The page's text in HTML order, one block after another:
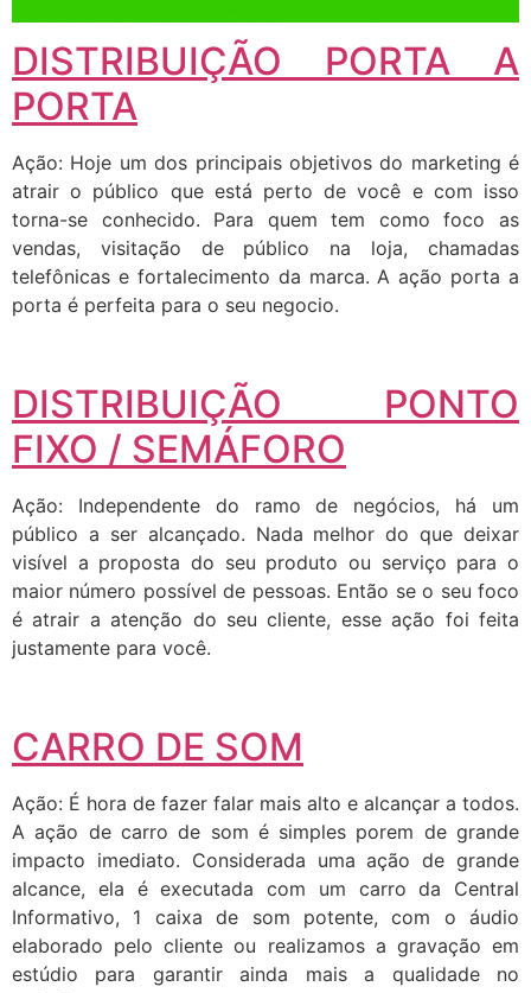
DISTRIBUIÇÃO PORTA A
PORTA
Ação: Hoje um dos principais objetivos do marketing é
atrair o público que está perto de você e com isso
torna-se conhecido. Para quem tem como foco as
vendas, visitação de público na loja, chamadas
telefônicas e fortalecimento da marca. A ação porta a
porta é perfeita para o seu negocio.
DISTRIBUIÇÃO PONTO
FIXO / SEMÁFORO
Ação: Independente do ramo de negócios, há um
público a ser alcançado. Nada melhor do que deixar
visível a proposta do seu produto ou serviço para o
maior número possível de pessoas. Então se o seu foco
é atrair a atenção do seu cliente, esse ação foi feita
justamente para você.
CARRO DE SOM
Ação: É hora de fazer falar mais alto e alcançar a todos.
A ação de carro de som é simples porem de grande
impacto imediato. Considerada uma ação de grande
alcance, ela é executada com um carro da Central
Informativo, 1 caixa de som potente, com o áudio
elaborado pelo cliente ou realizamos a gravação em
estúdio para garantir ainda mais a qualidade no